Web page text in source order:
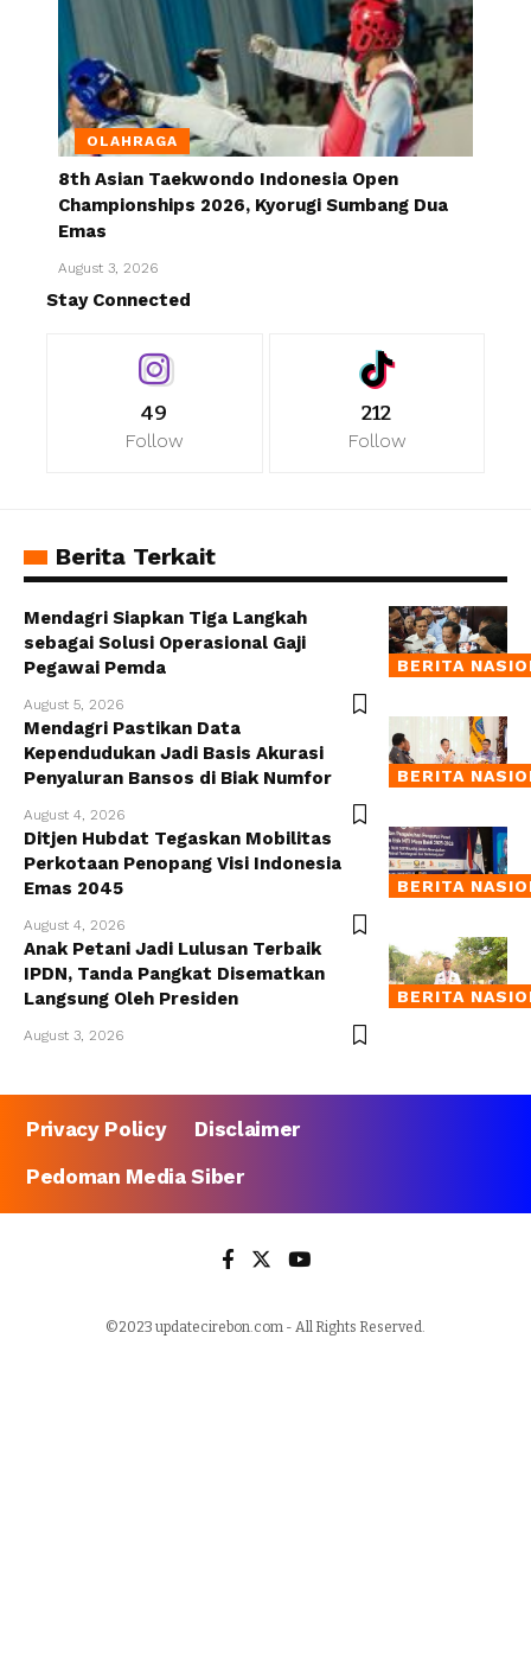
OLAHRAGA
8th Asian Taekwondo Indonesia Open
Championships 2026, Kyorugi Sumbang Dua
Emas
August 3, 2026
Stay Connected
49
Follow
212
Follow
Berita Terkait
BERITA
Mendagri Siapkan Tiga Langkah
sebagai Solusi Operasional Gaji
Pegawai Pemda
August 5, 2026
BERITA
Mendagri Pastikan Data
Kependudukan Jadi Basis Akurasi
Penyaluran Bansos di Biak Numfor
August 4, 2026
BERITA
Ditjen Hubdat Tegaskan Mobilitas
Perkotaan Penopang Visi Indonesia
Emas 2045
August 4, 2026
BERITA
Anak Petani Jadi Lulusan Terbaik
IPDN, Tanda Pangkat Disematkan
Langsung Oleh Presiden
August 3, 2026
Privacy Policy
Disclaimer
Pedoman Media Siber
©2023 updatecirebon.com - All Rights Reserved.